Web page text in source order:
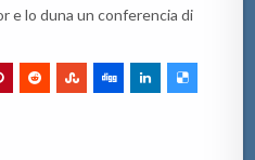
e lo duna un conferencia di